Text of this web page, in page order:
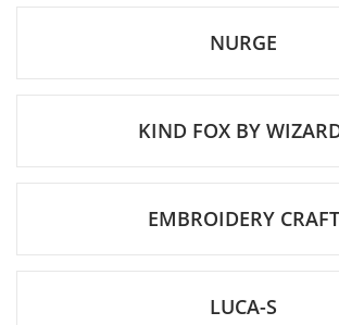
NURGE
KIND FOX BY
EMBROIDERY CRAFT
LUCA-S